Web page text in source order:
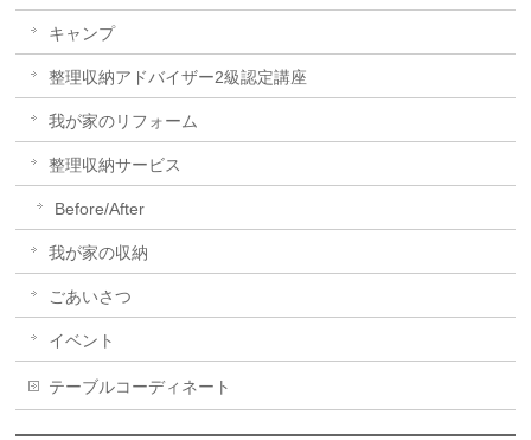
キャンプ
整理収納アドバイザー2級認定講座
我が家のリフォーム
整理収納サービス
Before/After
我が家の収納
ごあいさつ
イベント
テーブルコーディネート